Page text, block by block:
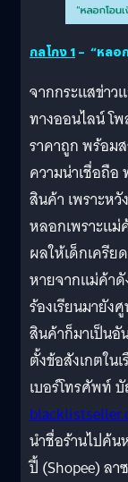
กลโกง 1 – “หลอ
จากกระแสข่า
ทางออนไลน์ โ
ราคาถูก พร้อม
ความน่าเชื่อถือ
สินค้า เพราะห
หลอกเพราะแ
ผลให้เด็กเครีย
หายจากแม่ค้า
ร้องเรียนมายัง
สินค้าก็มาเป็น
ตั้งข้อสังเกตใน
เบอร์โทรศัพท์
นำชื่อร้านไปค้น
ปี้ (Shopee) ลา